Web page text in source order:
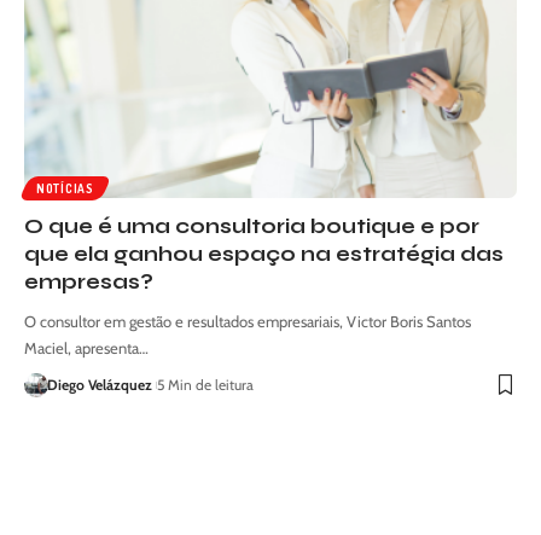
NOTÍCIAS
O que é uma consultoria boutique e por
que ela ganhou espaço na estratégia das
empresas?
O consultor em gestão e resultados empresariais, Victor Boris Santos
Maciel, apresenta…
Diego Velázquez 5 Min de leitura